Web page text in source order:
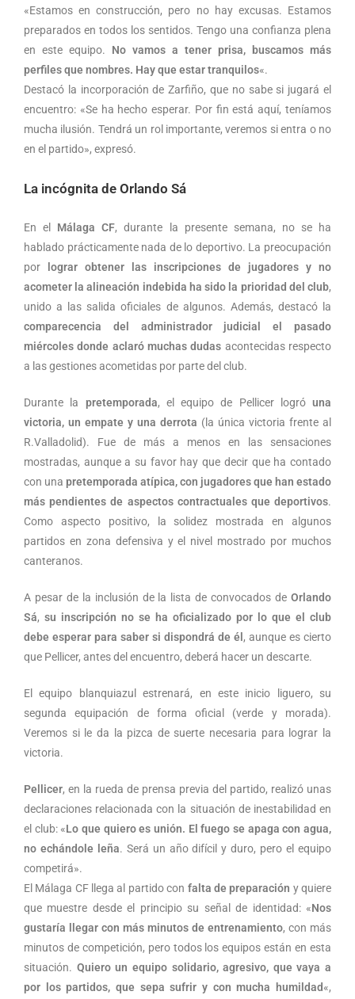
«Estamos en construcción, pero no hay excusas. Estamos
preparados en todos los sentidos. Tengo una confianza plena
en este equipo. No vamos a tener prisa, buscamos más
perfiles que nombres. Hay que estar tranquilos«.
Destacó la incorporación de Zarfiño, que no sabe si jugará el
encuentro: «Se ha hecho esperar. Por fin está aquí, teníamos
mucha ilusión. Tendrá un rol importante, veremos si entra o no
en el partido», expresó.
La incógnita de Orlando Sá
En el Málaga CF, durante la presente semana, no se ha
hablado prácticamente nada de lo deportivo. La preocupación
por
lograr obtener las inscripciones de jugadores y no
acometer la alineación indebida ha sido la prioridad del club,
unido a las salida oficiales de algunos. Además, destacó la
comparecencia del administrador judicial el pasado
miércoles donde aclaró muchas dudas acontecidas respecto
a las gestiones acometidas por parte del club.
Durante la pretemporada, el equipo de Pellicer logró una
victoria, un empate y una derrota (la única victoria frente al
R.Valladolid). Fue de más a menos en las sensaciones
mostradas, aunque a su favor hay que decir que ha contado
con una pretemporada atípica, con jugadores que han estado
más pendientes de aspectos contractuales que deportivos.
Como aspecto positivo, la solidez mostrada en algunos
partidos en zona defensiva y el nivel mostrado por muchos
canteranos.
A pesar de la inclusión de la lista de convocados de Orlando
Sá, su inscripción no se ha oficializado por lo que el club
debe esperar para saber si dispondrá de él , aunque es cierto
que Pellicer, antes del encuentro, deberá hacer un descarte.
El equipo blanquiazul estrenará, en este inicio liguero, su
segunda equipación de forma oficial (verde y morada).
Veremos si le da la pizca de suerte necesaria para lograr la
victoria.
Pellicer, en la rueda de prensa previa del partido, realizó unas
declaraciones relacionada con la situación de inestabilidad en
el club: «Lo que quiero es unión. El fuego se apaga con agua,
no echándole leña. Será un año difícil y duro, pero el equipo
competirá».
El Málaga CF llega al partido con falta de preparación y quiere
que muestre desde el principio su señal de identidad: «Nos
gustaría llegar con más minutos de entrenamiento, con más
minutos de competición, pero todos los equipos están en esta
situación. Quiero un equipo solidario, agresivo, que vaya a
por los partidos, que sepa sufrir y con mucha humildad«,